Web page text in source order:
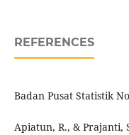
REFERENCES
Badan Pusat Statistik
Apiatun, R., & Prajanti,